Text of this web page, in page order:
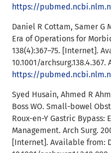
https://
Daniel R Cottam, Samer G
Era of Operations for
138(4):367–75. [Internet].
10.1001/
https://
Syed Husain, Ahmed R
Boss WO. Small-bowel
Roux-en-Y Gastric Bypass:
Management. Arch Surg.
[Internet]. Available from: